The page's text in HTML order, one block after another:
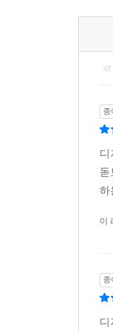
필자
필자
웨어
· 웨
발작
핏빗
활동
심박
의학
보험
정확
· 웨
잡고
협업
제안
얻을
종
디
돋
하
이
종
디